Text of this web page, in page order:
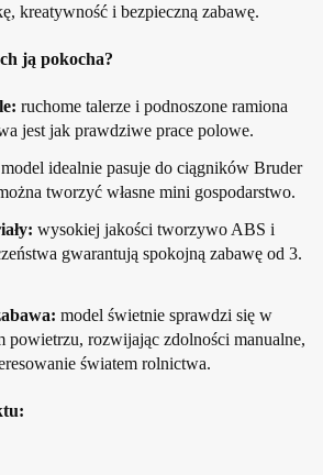
kreatywność i bezpieczną zabawę.
ją pokocha?
ruchome talerze i podnoszone ramiona
jest jak prawdziwe prace polowe.
model idealnie pasuje do ciągników Bruder
tworzyć własne mini gospodarstwo.
wysokiej jakości tworzywo ABS i
gwarantują spokojną zabawę od 3.
model świetnie sprawdzi się w
powietrzu, rozwijając zdolności manualne,
światem rolnictwa.